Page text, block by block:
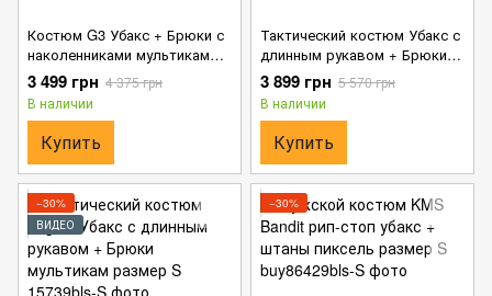
Костюм G3 Убакс + Брюки с
наколенниками мультикам
размер S
3 499 грн 4 375 грн
В наличии
Купить
Тактический костюм Убакс с
длинным рукавом + Брюки
G4 с наколенниками
мультикам размер S
3 899 грн 5 570 грн
В наличии
Купить
−30%
ВИДЕО
−30%